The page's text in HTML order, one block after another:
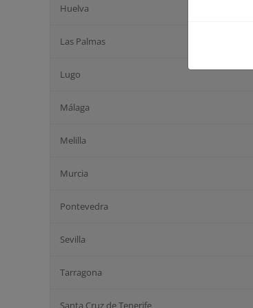
Huelva
Las Palmas
Lugo
Málaga
Melilla
Murcia
Pontevedra
Sevilla
Tarragona
Santa Cruz de Tenerife